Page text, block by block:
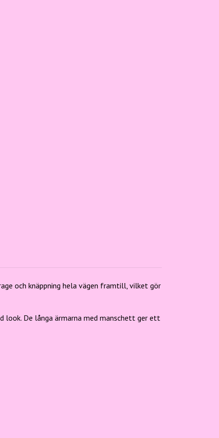
och knäppning hela vägen framtill, vilket gör
look. De långa ärmarna med manschett ger ett